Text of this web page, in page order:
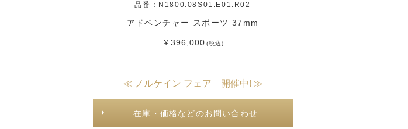
品番：N1800.08S01.E01.R02
アドベンチャー スポーツ 37mm
￥396,000(税込)
≪ ノルケイン フェア 開催中! ≫
在庫・価格などのお問い合わせ